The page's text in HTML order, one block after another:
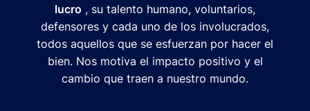
lucro , su talento humano, voluntarios,
defensores y cada uno de los involucrados,
todos aquellos que se esfuerzan por hacer el
bien. Nos motiva el impacto positivo y el
cambio que traen a nuestro mundo.